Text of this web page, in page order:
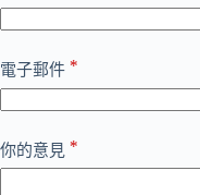
電子郵件 *
你的意見 *